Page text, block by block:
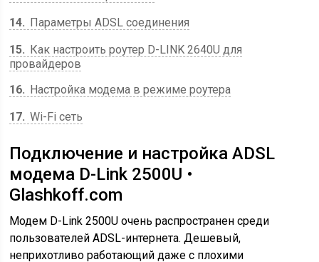
14
Параметры ADSL соединения
15
Как настроить роутер D-LINK 2640U для
провайдеров
16
Настройка модема в режиме роутера
17 Wi-Fi сеть
Подключение и настройка ADSL
модема D-Link 2500U •
Glashkoff.com
Модем D-Link 2500U очень распространен среди
пользователей ADSL-интернета. Дешевый,
неприхотливо работающий даже с плохими